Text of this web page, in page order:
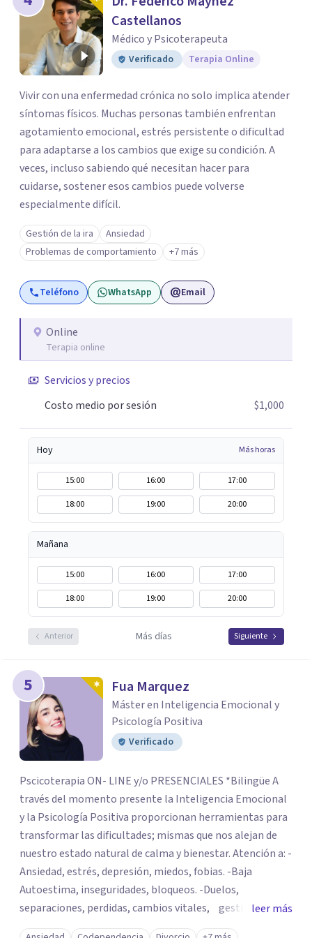
Castellanos
Médico y Psicoterapeuta
Verificado Terapia Online
Vivir con una enfermedad crónica no solo implica atender
síntomas físicos. Muchas personas también enfrentan
agotamiento emocional, estrés persistente o dificultad
para adaptarse a los cambios que exige su condición. A
veces, incluso sabiendo qué necesitan hacer para
cuidarse, sostener esos cambios puede volverse
especialmente difícil.
Gestión de la ira
Ansiedad
Problemas de comportamiento
+7 más
Teléfono WhatsApp Email
Online
Terapia online
Servicios y precios
Costo medio por sesión
$1,000
Hoy Más horas
15:00 16:00
17:00
18:00
19:00 20:00
Mañana
15:00 16:00
17:00
18:00
19:00 20:00
Anterior Más días Siguiente
5 Fua Marquez
Máster en Inteligencia Emocional y
Psicología Positiva
Verificado
Pscicoterapia ON- LINE y/o PRESENCIALES *Bilingüe A
través del momento presente la Inteligencia Emocional
y la Psicología Positiva proporcionan herramientas para
transformar las dificultades; mismas que nos alejan de
nuestro estado natural de calma y bienestar. Atención a: -
Ansiedad, estrés, depresión, miedos, fobias. -Baja
Autoestima, inseguridades, bloqueos. -Duelos,
separaciones, perdidas, cambios vitales, gestión de
emociones, tristeza, ira, soledad. Si deseas resolver una
leer más